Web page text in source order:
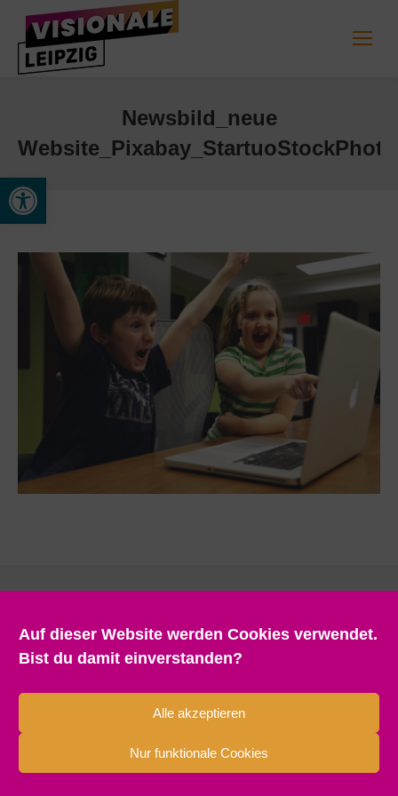
Werkzeugleiste öffnen
Auf dieser Website werden Cookies verwendet.
Bist du damit einverstanden?
Alle akzeptieren
Nur funktionale Cookies
Newsbild_neue